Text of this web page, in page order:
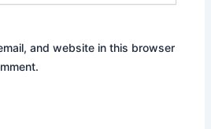
and website in this browser